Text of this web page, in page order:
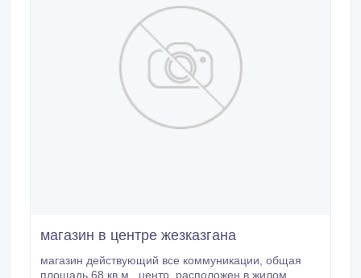
магазин в центре жезказгана
магазин действующий все коммуникации, общая
площадь 68 кв.м., центр, расположен в жилом